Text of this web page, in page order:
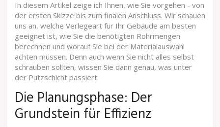
In diesem Artikel zeige ich Ihnen, wie Sie vorgehen - von
der ersten Skizze bis zum finalen Anschluss. Wir schauen
uns an, welche Verlegeart für Ihr Gebäude am besten
geeignet ist, wie Sie die benötigten Rohrmengen
berechnen und worauf Sie bei der Materialauswahl
achten müssen. Denn auch wenn Sie nicht alles selbst
schrauben sollten, wissen Sie dann genau, was unter
der Putzschicht passiert.
Die Planungsphase: Der
Grundstein für Effizienz